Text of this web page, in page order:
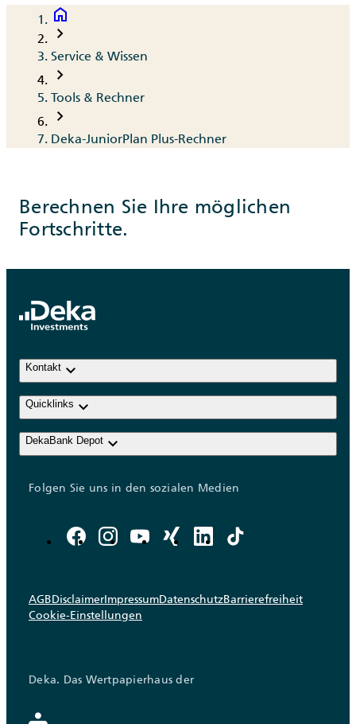
Breadcrumb
home
chevron_right
Service & Wissen
chevron_right
Tools & Rechner
chevron_right
Deka-JuniorPlan Plus-Rechner
Berechnen Sie Ihre möglichen
Fortschritte.
Kontakt keyboard_arrow_down
Quicklinks keyboard_arrow_down
DekaBank Depot keyboard_arrow_down
Folgen Sie uns in den sozialen Medien
AGBDisclaimerImpressumDatenschutzBarrierefreiheit
Cookie-Einstellungen
Deka. Das Wertpapierhaus der